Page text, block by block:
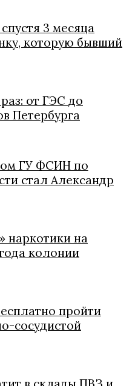
3 месяца
которую бывший
от ГЭС до
Петербурга
ГУ ФСИН по
стал Александр
наркотики на
колонии
пройти
сосудистой